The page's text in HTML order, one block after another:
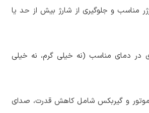
مناسب و جلوگیری از شارژ بیش از حد یا
دمای مناسب (نه خیلی گرم، نه خیلی
و گیربکس شامل کاهش قدرت، صدای